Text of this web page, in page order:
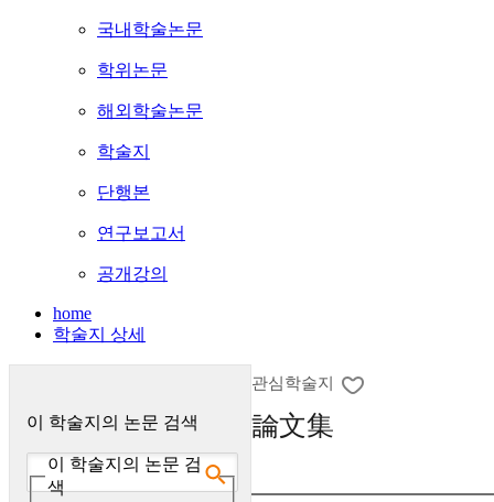
국내학술논문
학위논문
해외학술논문
학술지
단행본
연구보고서
공개강의
home
학술지 상세
이 학술지의 논문 검색
이 학술지의 논문 검
색
관심학술지
論文集